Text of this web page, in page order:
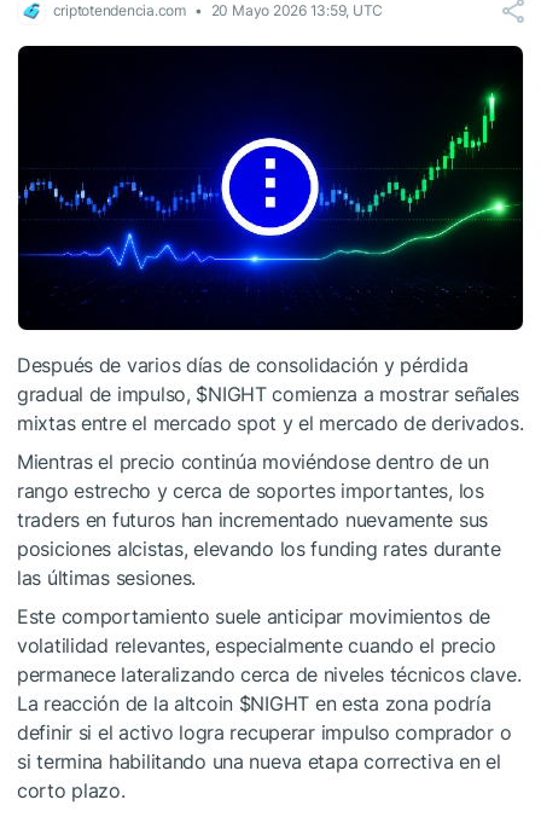
criptotendencia.com 20 Mayo 2026 13:59, UTC
Después de varios días de consolidación y pérdida
gradual de impulso, $NIGHTcomienza a mostrar señales
mixtas entre el mercado spot y el mercado de derivados.
Mientras el precio continúa moviéndose dentro de un
rango estrecho y cerca de soportes importantes, los
traders en futuros han incrementado nuevamente sus
posiciones alcistas, elevando los funding rates durante
las últimas sesiones.
Este comportamiento suele anticipar movimientos de
volatilidad relevantes, especialmente cuando el precio
permanece lateralizando cerca de niveles técnicos clave.
La reacción de la altcoin $NIGHT en esta zona podría
definir si el activo logra recuperar impulso comprador o
si termina habilitando una nueva etapa correctiva en el
corto plazo.